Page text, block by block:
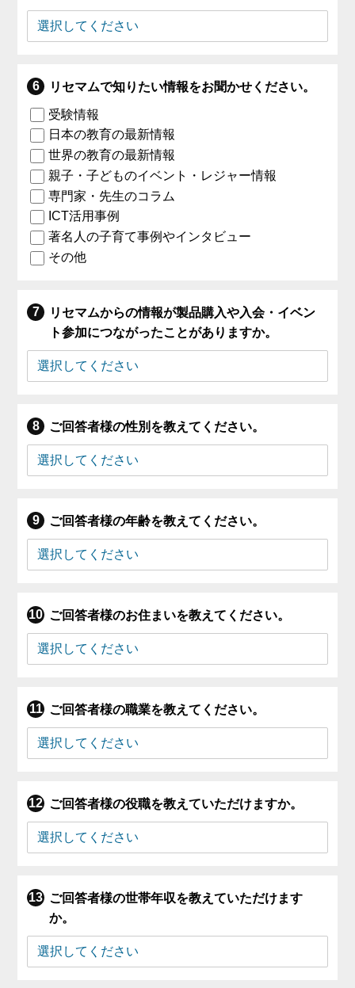
リセマムで知りたい情報をお聞かせください。
受験情報
日本の教育の最新情報
世界の教育の最新情報
親子・子どものイベント・レジャー情報
専門家・先生のコラム
ICT活用事例
著名人の子育て事例やインタビュー
その他
リセマムからの情報が製品購入や入会・イベン
ト参加につながったことがありますか。
ご回答者様の性別を教えてください。
ご回答者様の年齢を教えてください。
ご回答者様のお住まいを教えてください。
ご回答者様の職業を教えてください。
ご回答者様の役職を教えていただけますか。
ご回答者様の世帯年収を教えていただけます
か。